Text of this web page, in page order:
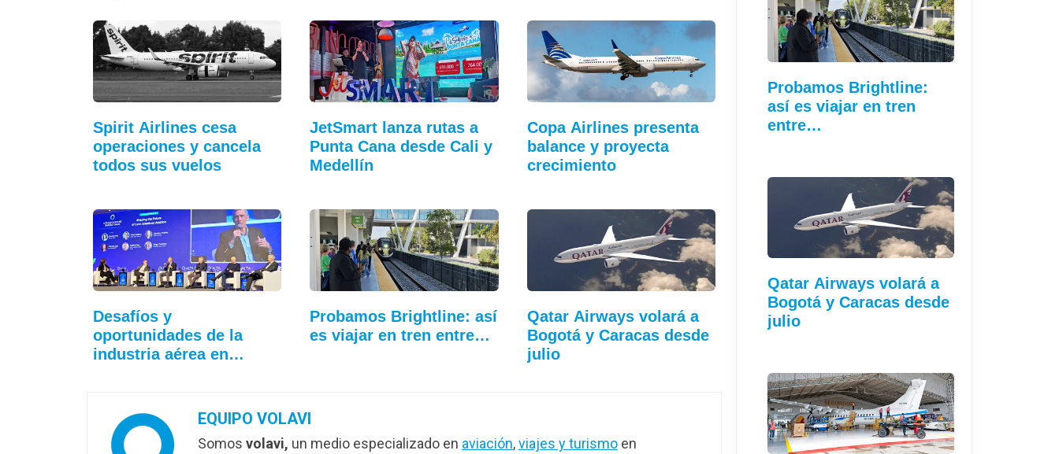
Spirit Airlines cesa
operaciones y cancela
todos sus vuelos
JetSmart lanza rutas a
Punta Cana desde Cali y
Medellín
Copa Airlines presenta
balance y proyecta
crecimiento
Desafíos y
oportunidades de la
industria aérea en…
Probamos Brightline: así
es viajar en tren entre…
Qatar Airways volará a
Bogotá y Caracas desde
julio
EQUIPO VOLAVI
Somos volavi, un medio especializado en aviación,viajes y turismo en
Probamos Brightline:
así es viajar en tren
entre…
Qatar Airways volará a
Bogotá y Caracas desde
julio